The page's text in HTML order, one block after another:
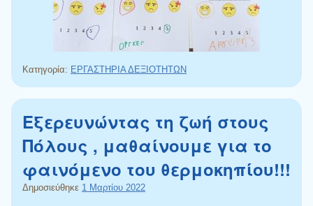
Κατηγορία: ΕΡΓΑΣΤΗΡΙΑ ΔΕΞΙΟΤΗΤΩΝ
Εξερευνώντας τη ζωή στους
Πόλους , μαθαίνουμε για το
φαινόμενο του θερμοκηπίου!!!
Δημοσιεύθηκε 1 Μαρτίου 2022